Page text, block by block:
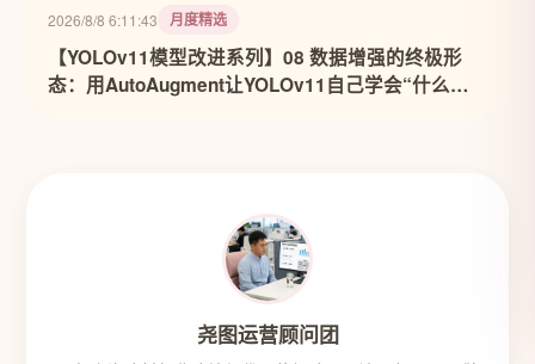
2026/8/8 6:11:43 月度精选
【YOLOv11模型改进系列】08 数据增强的终极形
态：用AutoAugment让YOLOv11自己学会“什么数
尧图运营顾问团